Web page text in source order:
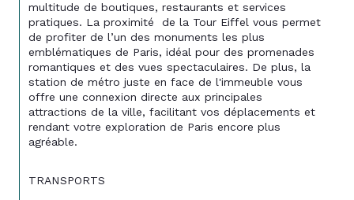
multitude de boutiques, restaurants et services
pratiques. La proximité  de la Tour Eiffel vous permet
de profiter de l’un des monuments les plus
emblématiques de Paris, idéal pour des promenades
romantiques et des vues spectaculaires. De plus, la
station de métro juste en face de l'immeuble vous
offre une connexion directe aux principales
attractions de la ville, facilitant vos déplacements et
rendant votre exploration de Paris encore plus
agréable.
TRANSPORTS